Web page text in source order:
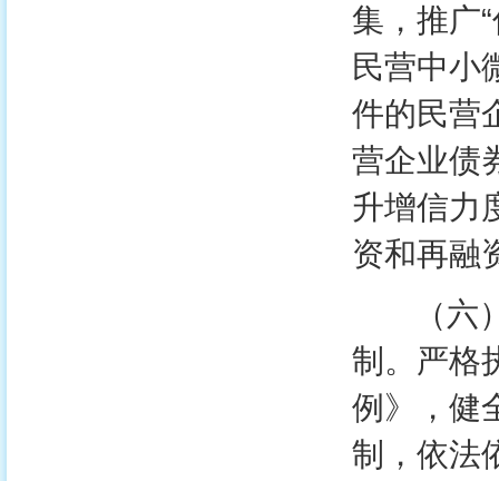
集，推广
民营中小
件的民营
营企业债
升增信力
资和再融
（六）
制。严格
例》，健
制，依法